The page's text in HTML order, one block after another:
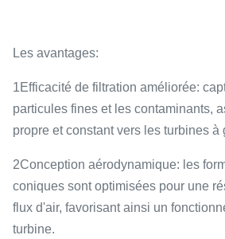
Les avantages:
1Efficacité de filtration améliorée:
particules fines et les contaminants,
propre et constant vers les turbines à
2Conception aérodynamique: les
coniques sont optimisées pour une
flux d'air, favorisant ainsi un
turbine.